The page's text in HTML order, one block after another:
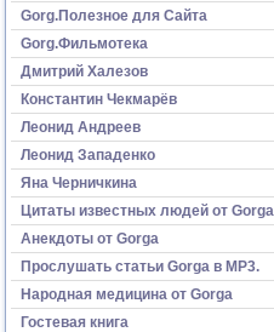
Gorg.Полезное для Сайта
Gorg.Фильмотека
Дмитрий Халезов
Константин Чекмарёв
Леонид Андреев
Леонид Западенко
Яна Черничкина
Цитаты известных людей от Gorga
Анекдоты от Gorga
Прослушать статьи Gorga в МР3.
Народная медицина от Gorga
Гостевая книга